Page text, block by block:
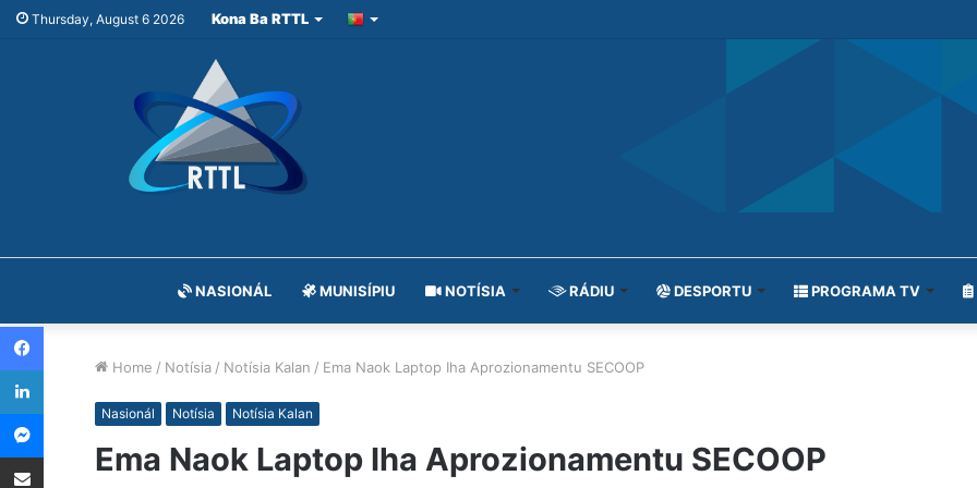
Thursday, August 6 2026 Kona Ba RTTL
NASIONÁL MUNISÍPIU NOTÍSIA RÁDIU DESPORTU PROGRAMA TV
Home / Notísia / Notísia Kalan / Ema Naok Laptop Iha Aprozionamentu SECOOP
Nasionál Notísia Notísia Kalan
Ema Naok Laptop Iha Aprozionamentu SECOOP
Facebook
LinkedIn
Messenger